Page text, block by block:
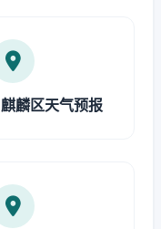
麒麟区天气预报